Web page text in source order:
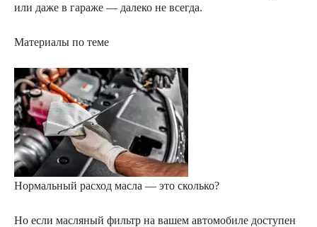
или даже в гараже — далеко не всегда.
Материалы по теме
Нормальный расход масла — это сколько?
Но если масляный фильтр на вашем автомобиле доступен